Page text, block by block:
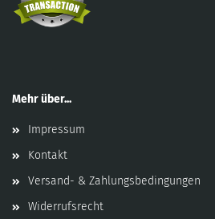
Mehr über...
Impressum
Kontakt
Versand- & Zahlungsbedingungen
Widerrufsrecht